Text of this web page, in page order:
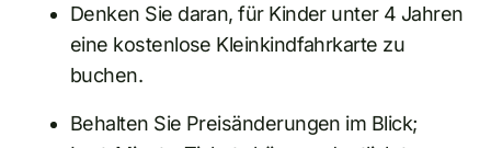
Denken Sie daran, für Kinder unter 4 Jahren
eine kostenlose Kleinkindfahrkarte zu
buchen.
Behalten Sie Preisänderungen im Blick;